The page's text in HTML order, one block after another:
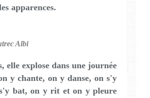
apparences.
Albi
elle explose dans une journée
y chante, on y danse, on s'y
bat, on y rit et on y pleure